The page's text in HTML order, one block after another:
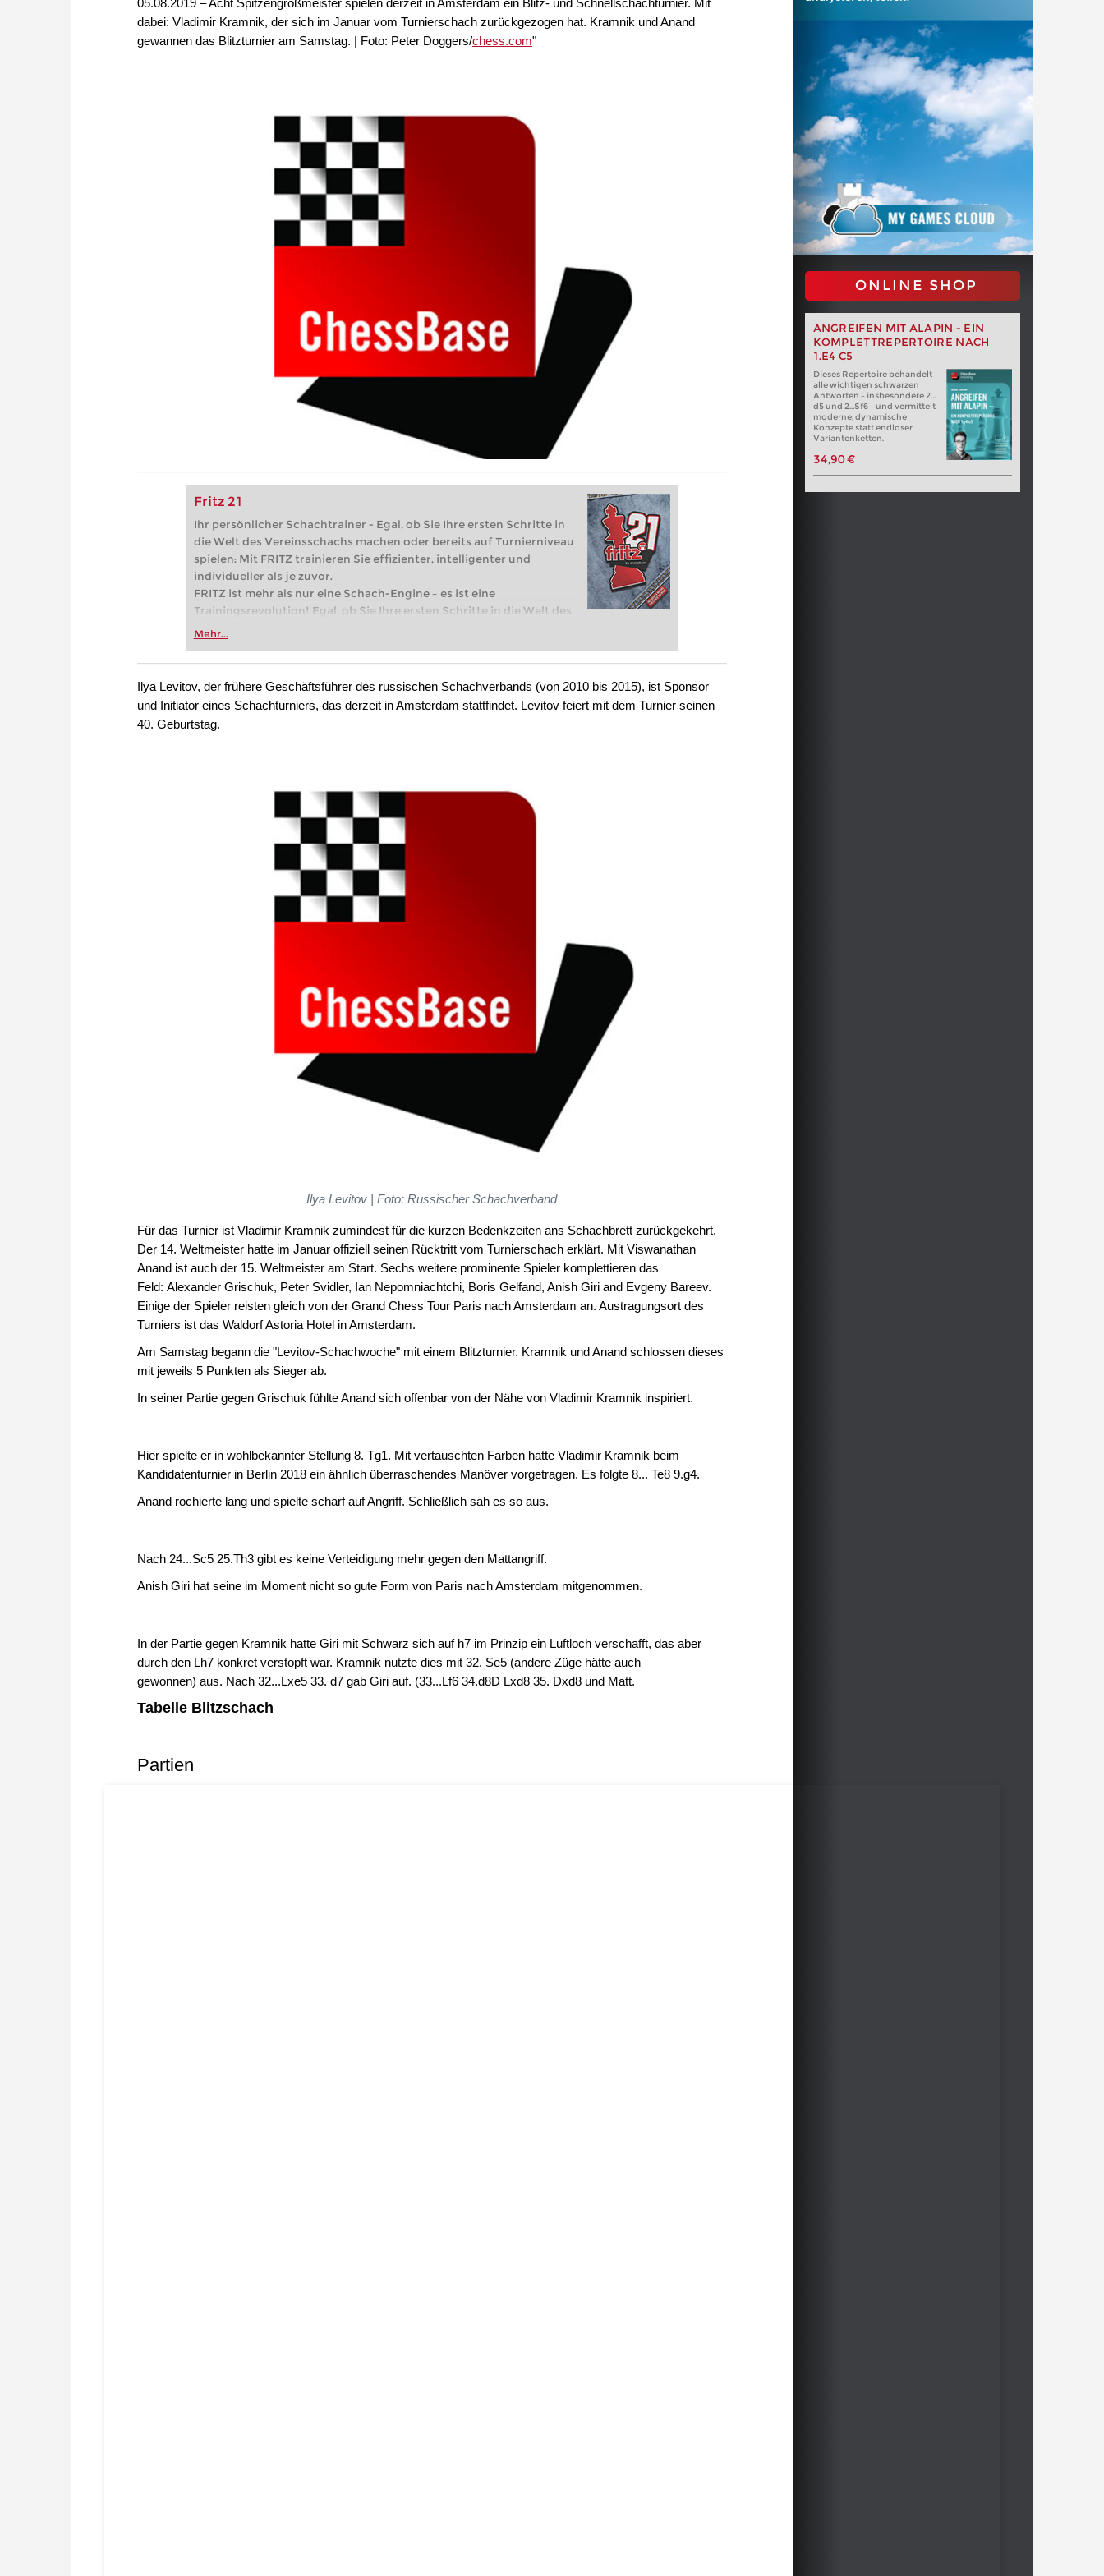
dabei: Vladimir Kramnik, der sich im Januar vom Turnierschach zurückgezogen hat. Kramnik und Anand
gewannen das Blitzturnier am Samstag. | Foto: Peter Doggers/chess.com"
Fritz 21
Ihr persönlicher Schachtrainer - Egal, ob Sie Ihre ersten Schritte in
die Welt des Vereinsschachs machen oder bereits auf Turnierniveau
spielen: Mit FRITZ trainieren Sie effizienter, intelligenter und
individueller als je zuvor.
FRITZ ist mehr als nur eine Schach-Engine – es ist eine
Trainingsrevolution! Egal, ob Sie Ihre ersten Schritte in die Welt des
Vereinsschachs machen oder bereits auf Turnierniveau spielen: Mit
zuvor.
Mehr...
ONLINE SHOP
ANGREIFEN MIT ALAPIN - EIN
KOMPLETTREPERTOIRE NACH
1.E4 C5
Dieses Repertoire behandelt
alle wichtigen schwarzen
Antworten – insbesondere 2…
d5 und 2…Sf6 – und vermittelt
moderne, dynamische
Konzepte statt endloser
Variantenketten.
34,90 €
Ilya Levitov, der frühere Geschäftsführer des russischen Schachverbands (von 2010 bis 2015), ist Sponsor
und Initiator eines Schachturniers, das derzeit in Amsterdam stattfindet. Levitov feiert mit dem Turnier seinen
40. Geburtstag.
Ilya Levitov | Foto: Russischer Schachverband
Für das Turnier ist Vladimir Kramnik zumindest für die kurzen Bedenkzeiten ans Schachbrett zurückgekehrt.
Der 14. Weltmeister hatte im Januar offiziell seinen Rücktritt vom Turnierschach erklärt. Mit Viswanathan
Anand ist auch der 15. Weltmeister am Start. Sechs weitere prominente Spieler komplettieren das
Feld: Alexander Grischuk, Peter Svidler, Ian Nepomniachtchi, Boris Gelfand, Anish Giri and Evgeny Bareev.
Einige der Spieler reisten gleich von der Grand Chess Tour Paris nach Amsterdam an. Austragungsort des
Turniers ist das Waldorf Astoria Hotel in Amsterdam.
Am Samstag begann die "Levitov-Schachwoche" mit einem Blitzturnier. Kramnik und Anand schlossen dieses
mit jeweils 5 Punkten als Sieger ab.
In seiner Partie gegen Grischuk fühlte Anand sich offenbar von der Nähe von Vladimir Kramnik inspiriert.
Hier spielte er in wohlbekannter Stellung 8. Tg1. Mit vertauschten Farben hatte Vladimir Kramnik beim
Kandidatenturnier in Berlin 2018 ein ähnlich überraschendes Manöver vorgetragen. Es folgte 8... Te8 9.g4.
Anand rochierte lang und spielte scharf auf Angriff. Schließlich sah es so aus.
Nach 24...Sc5 25.Th3 gibt es keine Verteidigung mehr gegen den Mattangriff.
Anish Giri hat seine im Moment nicht so gute Form von Paris nach Amsterdam mitgenommen.
In der Partie gegen Kramnik hatte Giri mit Schwarz sich auf h7 im Prinzip ein Luftloch verschafft, das aber
durch den Lh7 konkret verstopft war. Kramnik nutzte dies mit 32. Se5 (andere Züge hätte auch
gewonnen) aus. Nach 32...Lxe5 33. d7 gab Giri auf. (33...Lf6 34.d8D Lxd8 35. Dxd8 und Matt.
Tabelle Blitzschach
Partien